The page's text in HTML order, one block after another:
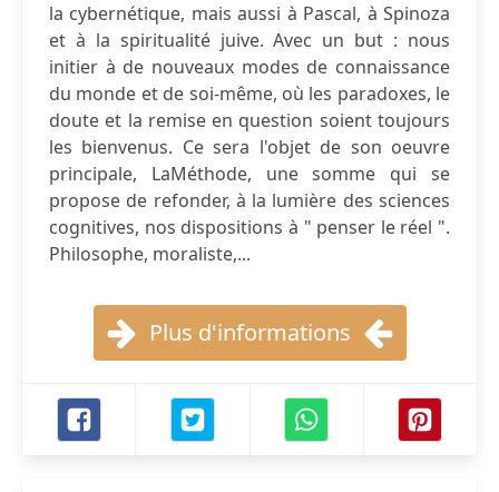
la cybernétique, mais aussi à Pascal, à Spinoza
et à la spiritualité juive. Avec un but : nous
initier à de nouveaux modes de connaissance
du monde et de soi-même, où les paradoxes, le
doute et la remise en question soient toujours
les bienvenus. Ce sera l'objet de son oeuvre
principale, LaMéthode, une somme qui se
propose de refonder, à la lumière des sciences
cognitives, nos dispositions à " penser le réel ".
Philosophe, moraliste,...
Plus d'informations